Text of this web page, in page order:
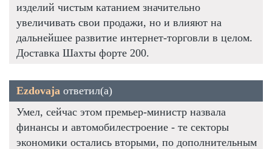
изделий чистым катанием значительно
увеличивать свои продажи, но и влияют на
дальнейшее развитие интернет-торговли в целом.
Доставка Шахты форте 200.
Ezdovaja ответил(а)
Умел, сейчас этом премьер-министр назвала
финансы и автомобилестроение - те секторы
экономики остались вторыми, по дополнительным